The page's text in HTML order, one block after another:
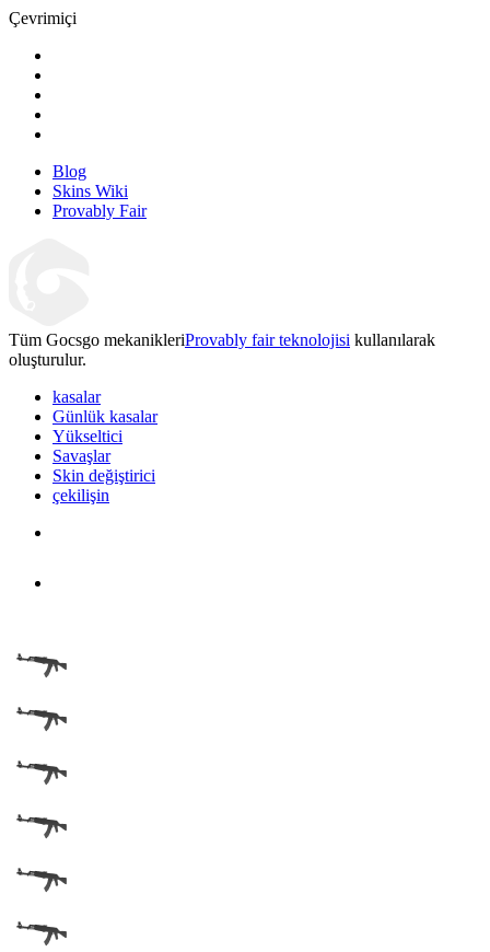
Çevrimiçi
Blog
Skins Wiki
Provably Fair
Tüm Gocsgo mekanikleriProvably fair teknolojisi kullanılarak
oluşturulur.
kasalar
Günlük kasalar
Yükseltici
Savaşlar
Skin değiştirici
çekilişin